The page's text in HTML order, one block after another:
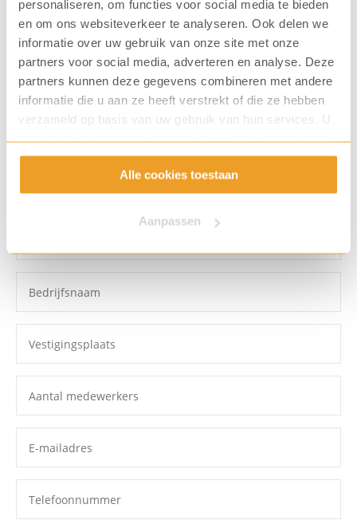
personaliseren, om functies voor social media te bieden
en om ons websiteverkeer te analyseren. Ook delen we
informatie over uw gebruik van onze site met onze
partners voor social media, adverteren en analyse. Deze
partners kunnen deze gegevens combineren met andere
informatie die u aan ze heeft verstrekt of die ze hebben
verzameld op basis van uw gebruik van hun services. U
gaat akkoord met onze cookies als u onze website blijft
gebruiken.
Alle cookies toestaan
Aanpassen
Ook Limitless Service ervaren?
Wij denken graag mee over hoe we de beste service
voor jouw organisatie kunnen verlenen. Vul je
contact met je op.